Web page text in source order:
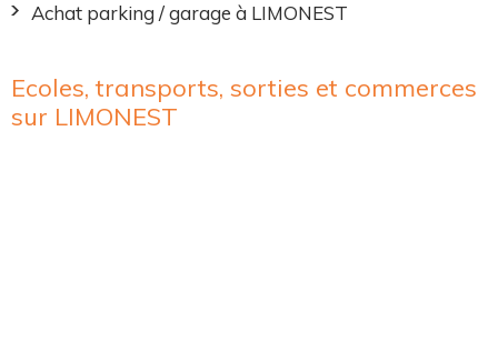
Achat parking / garage à LIMONEST
Ecoles, transports, sorties et commerces
sur LIMONEST